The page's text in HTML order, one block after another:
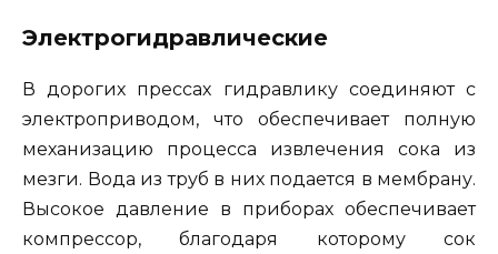
Электрогидравлические
В дорогих прессах гидравлику соединяют с
электроприводом, что обеспечивает полную
механизацию процесса извлечения сока из
мезги. Вода из труб в них подается в мембрану.
Высокое давление в приборах обеспечивает
компрессор, благодаря которому сок